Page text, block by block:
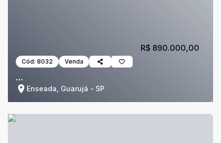
Cód: 8032 Venda
...
Enseada, Guarujá - SP
R$ 890.000,00